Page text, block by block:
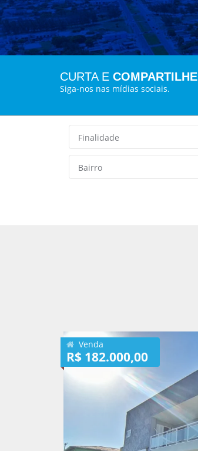
CURTA E COMPARTILHE
Siga-nos nas mídias sociais.
Finalidade
Bairro
Venda
R$ 182.000,00